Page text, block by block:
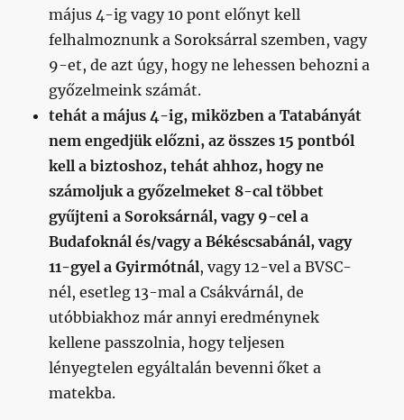
május 4-ig vagy 10 pont előnyt kell
felhalmoznunk a Soroksárral szemben, vagy
9-et, de azt úgy, hogy ne lehessen behozni a
győzelmeink számát.
tehát a május 4-ig, miközben a Tatabányát
nem engedjük előzni, az összes 15 pontból
kell a biztoshoz, tehát ahhoz, hogy ne
számoljuk a győzelmeket 8-cal többet
gyűjteni a Soroksárnál, vagy 9-cel a
Budafoknál és/vagy a Békéscsabánál, vagy
11-gyel a Gyirmótnál, vagy 12-vel a BVSC-
nél, esetleg 13-mal a Csákvárnál, de
utóbbiakhoz már annyi eredménynek
kellene passzolnia, hogy teljesen
lényegtelen egyáltalán bevenni őket a
matekba.